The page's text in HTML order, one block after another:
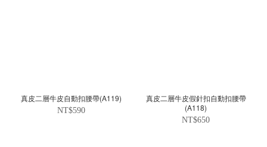
真皮二層牛皮自動扣腰帶(A119)
NT$590
真皮二層牛皮假針扣自動扣腰帶
(A118)
NT$650